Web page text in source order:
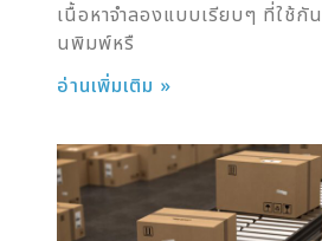
เนื้อหาจำลองแบบเรียบๆ ที่ใช้กั
นพิมพ์หรื
อ่านเพิ่มเติม »